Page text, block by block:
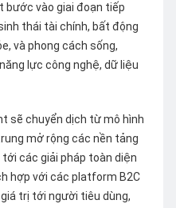
bước vào giai đoạn tiếp
thái tài chính, bất động
và phong cách sống,
lực công nghệ, dữ liệu
sẽ chuyển dịch từ mô hình
mở rộng các nền tảng
các giải pháp toàn diện
hợp với các platform B2C
trị tới người tiêu dùng,